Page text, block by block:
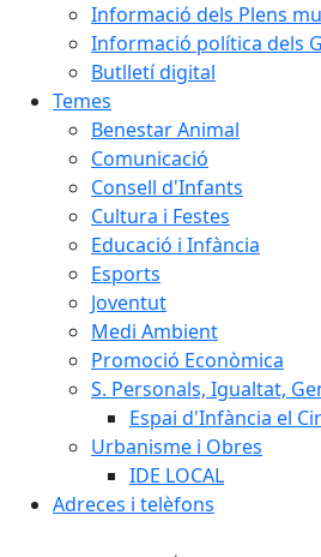
Informació dels Plens
Informació política dels
Butlletí digital
Temes
Benestar Animal
Comunicació
Consell d'Infants
Cultura i Festes
Educació i Infància
Esports
Joventut
Medi Ambient
Promoció Econòmica
S. Personals, Igualtat,
Espai d'Infància el
Urbanisme i Obres
IDE LOCAL
Adreces i telèfons